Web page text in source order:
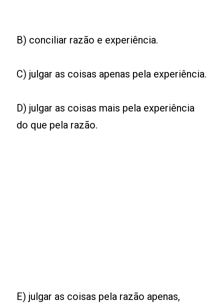
B) conciliar razão e experiência.
C) julgar as coisas apenas pela experiência.
D) julgar as coisas mais pela experiência
do que pela razão.
E) julgar as coisas pela razão apenas,